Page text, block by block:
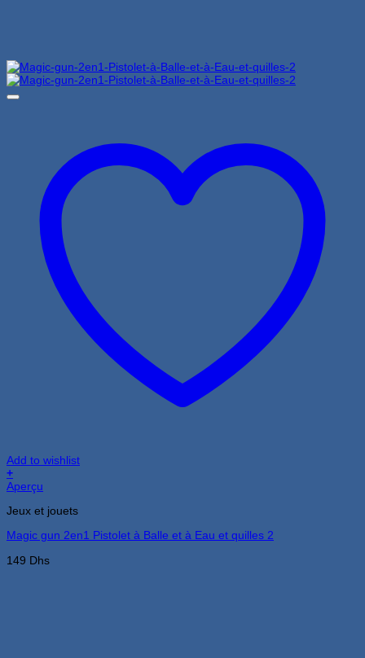
Add to wishlist
+
Aperçu
Jeux et jouets
Magic gun 2en1 Pistolet à Balle et à Eau et quilles 2
149 Dhs